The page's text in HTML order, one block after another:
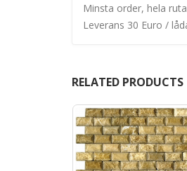
Minsta order, hela
Leverans 30 Euro /
RELATED PRODUCTS